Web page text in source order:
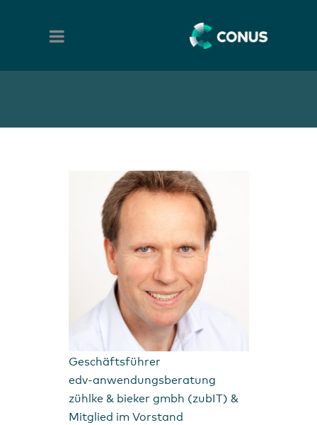
Geschäftsführer
edv-anwendungsberatung
zühlke & bieker gmbh (zubIT) &
Mitglied im Vorstand